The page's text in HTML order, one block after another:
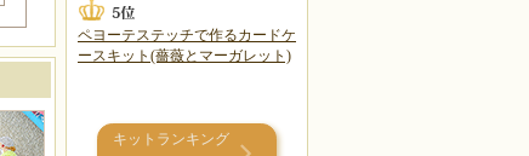
ペヨーテステッチで作るカードケ
ースキット(薔薇とマーガレット)
キットランキング